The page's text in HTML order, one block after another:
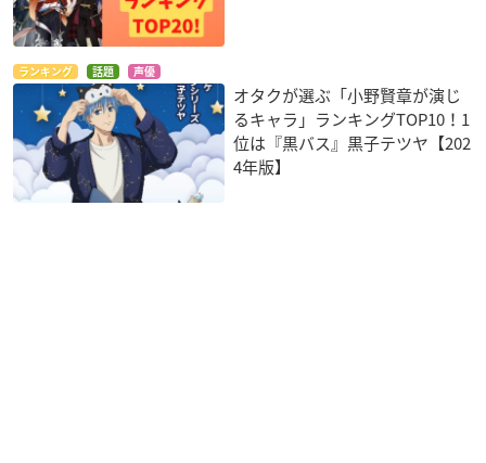
ランキング 話題 声優
オタクが選ぶ「小野賢章が演じ
るキャラ」ランキングTOP10！1
位は『黒バス』黒子テツヤ【202
4年版】